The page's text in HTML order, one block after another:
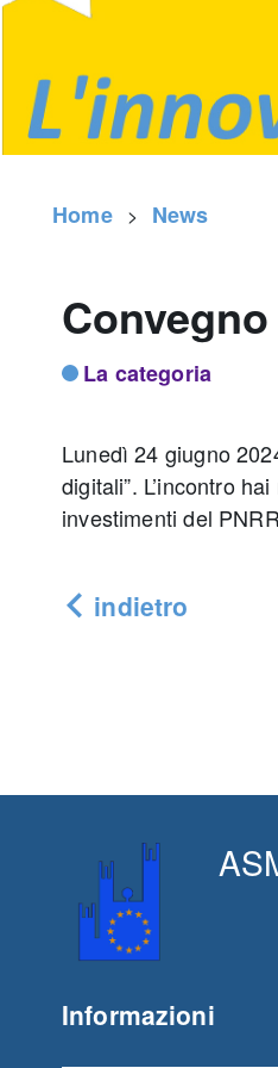
Home News
La categoria
Lunedì 24 giugno
digitali”. L’incontro
investimenti del
indietro
Informazioni